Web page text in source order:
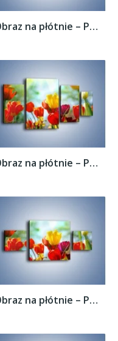
Obraz na płótnie – Pole polskich tulipanów...
Obraz na płótnie – Pole polskich tulipanów...
Obraz na płótnie – Pole polskich tulipanów...